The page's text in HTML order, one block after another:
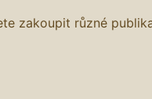
zakoupit různé